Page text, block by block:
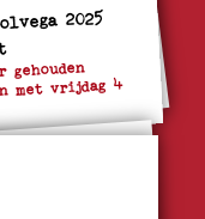
2025
met vrijdag 4